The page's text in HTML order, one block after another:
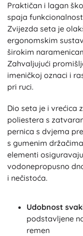
Praktičan i lagan
spaja
Zvijezda seta je
ergonomskim
širokim
Zahvaljujući
imeničkoj oznaci i
pri ruci.
Dio seta je i vrećica
poliestera s
pernica s dvjema
s gumenim
elementi
vodonepropusno
i nečistoća.
Udobnost
podstavljene
remen